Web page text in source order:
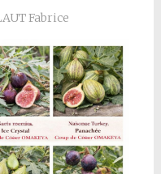
Fabrice